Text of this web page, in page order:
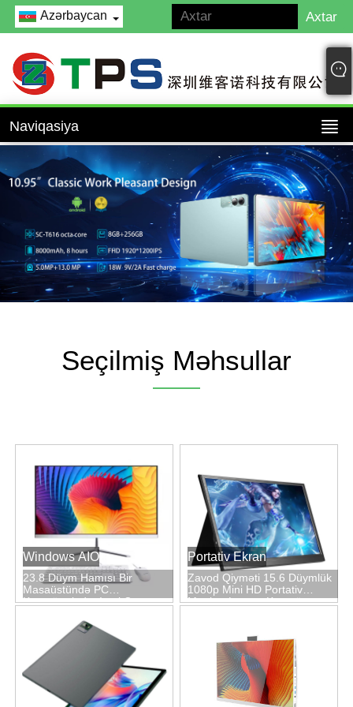
Azərbaycan
Naviqasiya
Seçilmiş Məhsullar
Windows AIO
23.8 Düym Hamısı Bir
Masaüstündə PC
Kompüterində, Intel Core
Tam HD TouchScreen Ekran
Portativ Ekran
Zavod Qiyməti 15.6 Düymlük
1080p Mini HD Portativ
Monitor Laptop Kompüter